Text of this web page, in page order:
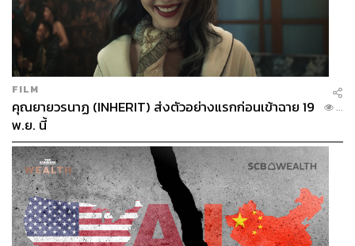
FILM
คุณยายวรนาฏ (INHERIT) ส่งตัวอย่างแรกก่อนเข้าฉาย 19
พ.ย. นี้
...